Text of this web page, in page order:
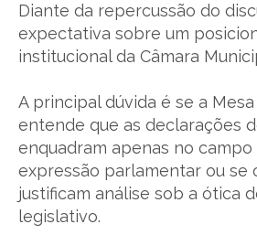
Diante da repercussão do
expectativa sobre um
institucional da Câmara
A principal dúvida é se a
entende que as declarações
enquadram apenas no
expressão parlamentar ou se
justificam análise sob a ótica
legislativo.